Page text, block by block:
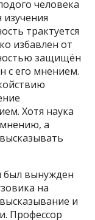
человека
трактуется
избавлен от
защищён
с его мнением.
Хотя наука
а
был вынужден
на
и
Профессор